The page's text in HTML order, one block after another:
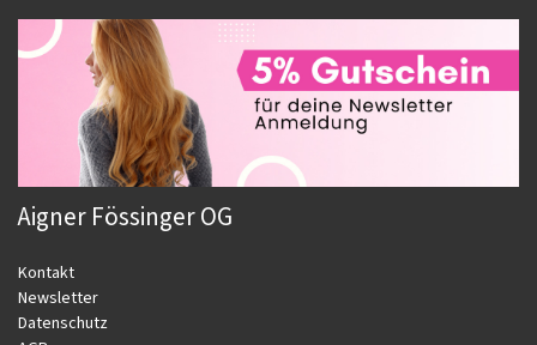
Aigner Fössinger OG
Kontakt
Newsletter
Datenschutz